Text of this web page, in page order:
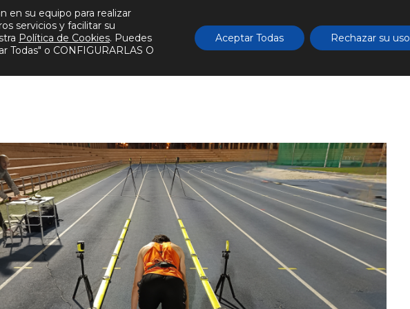
Actualidad Publicaciones
en su equipo para realizar
servicios y facilitar su
Política de Cookies. Puedes
Todas" o CONFIGURARLAS O
Aceptar Todas Rechazar su uso